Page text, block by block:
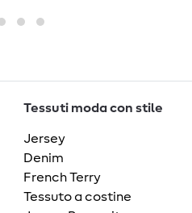
Tessuti moda con stile
Jersey
Denim
French Terry
Tessuto a costine